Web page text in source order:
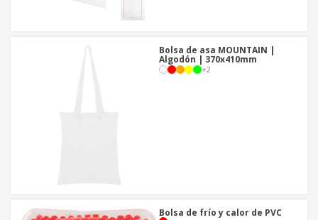
Bolsa de asa MOUNTAIN |
Algodón | 370x410mm
+2
Bolsa de frío y calor de PVC